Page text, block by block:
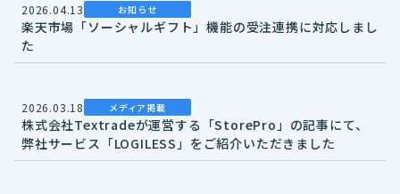
2026.04.13 お知らせ
楽天市場「ソーシャルギフト」機能の受注連携に対応しまし
た
2026.03.18 メディア掲載
株式会社Textradeが運営する「StorePro」の記事にて、
弊社サービス「LOGILESS」をご紹介いただきました